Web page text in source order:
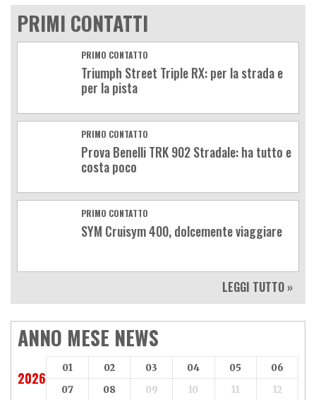
PRIMI CONTATTI
PRIMO CONTATTO
Triumph Street Triple RX: per la strada e
per la pista
PRIMO CONTATTO
Prova Benelli TRK 902 Stradale: ha tutto e
costa poco
PRIMO CONTATTO
SYM Cruisym 400, dolcemente viaggiare
LEGGI TUTTO »
ANNO MESE NEWS
2026
01 02 03 04 05
06
07
08 09 10 11 12